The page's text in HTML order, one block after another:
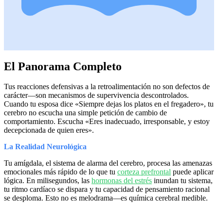
El Panorama Completo
Tus reacciones defensivas a la retroalimentación no son defectos de
carácter—son mecanismos de supervivencia descontrolados.
Cuando tu esposa dice «Siempre dejas los platos en el fregadero», tu
cerebro no escucha una simple petición de cambio de
comportamiento. Escucha «Eres inadecuado, irresponsable, y estoy
decepcionada de quien eres».
La Realidad Neurológica
Tu amígdala, el sistema de alarma del cerebro, procesa las amenazas
emocionales más rápido de lo que tu corteza prefrontal puede aplicar
lógica. En milisegundos, las hormonas del estrés inundan tu sistema,
tu ritmo cardíaco se dispara y tu capacidad de pensamiento racional
se desploma. Esto no es melodrama—es química cerebral medible.